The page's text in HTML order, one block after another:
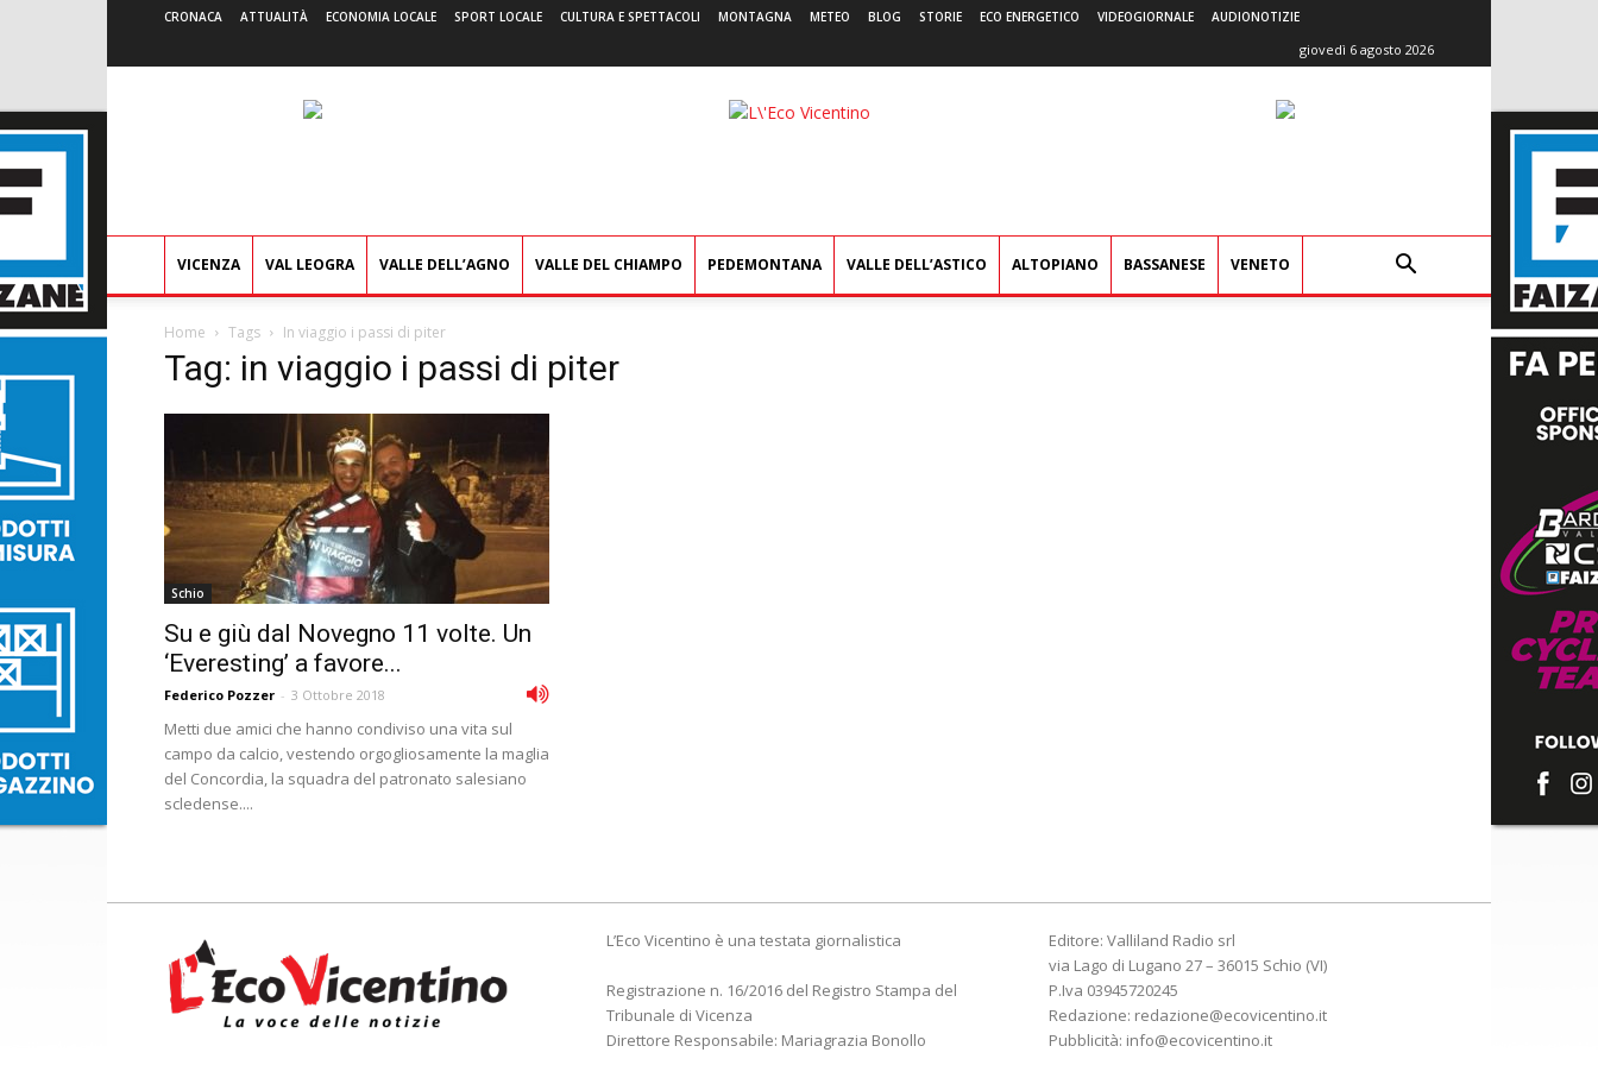
CRONACA ATTUALITÀ ECONOMIA LOCALE SPORT LOCALE CULTURA E SPETTACOLI MONTAGNA METEO BLOG STORIE ECO ENERGETICO VIDEOGIORNALE AUDIONOTIZIE
giovedì 6 agosto 2026
L'Eco
VICENZA VAL LEOGRA VALLE DELL’AGNO VALLE DEL CHIAMPO PEDEMONTANA VALLE DELL’ASTICO ALTOPIANO BASSANESE VENETO
Home Tags In viaggio i passi di piter
Tag: in viaggio i passi di piter
Schio
Su e giù dal Novegno 11 volte. Un
‘Everesting’ a favore...
Federico Pozzer - 3 Ottobre 2018
Metti due amici che hanno condiviso una vita sul
campo da calcio, vestendo orgogliosamente la maglia
del Concordia, la squadra del patronato salesiano
scledense....
L’Eco Vicentino è una testata giornalistica
Registrazione n. 16/2016 del Registro Stampa del
Tribunale di Vicenza
Direttore Responsabile: Mariagrazia Bonollo
Editore: Valliland Radio srl
via Lago di Lugano 27 – 36015 Schio (VI)
P.Iva 03945720245
Redazione: redazione@ecovicentino.it
Pubblicità: info@ecovicentino.it